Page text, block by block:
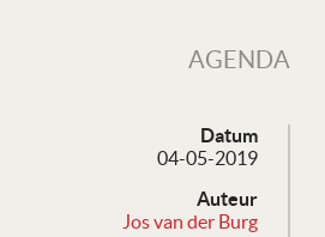
AGENDA
Datum
04-05-2019
Auteur
Jos van der Burg